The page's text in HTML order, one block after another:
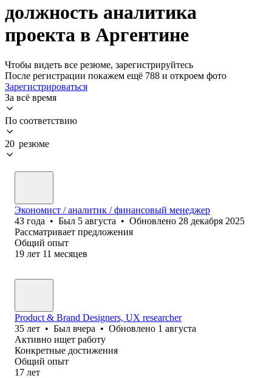
должность аналитика
проекта в Аргентине
Чтобы видеть все резюме, зарегистрируйтесь
После регистрации покажем ещё 788 и откроем фото
Зарегистрироваться
За всё время
По соответствию
20 резюме
Экономист / аналитик / финансовый менеджер
43 года • Был 5 августа • Обновлено 28 декабря 2025
Рассматривает предложения
Общий опыт
19 лет 11 месяцев
Product & Brand Designers, UX researcher
35 лет • Был вчера • Обновлено 1 августа
Активно ищет работу
Конкретные достижения
Общий опыт
17 лет